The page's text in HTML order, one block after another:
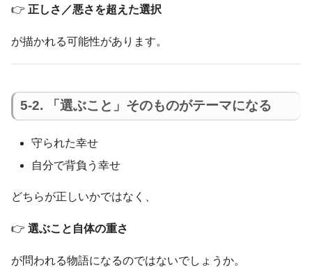
👉 正しさ／悪さを超えた選択
が描かれる可能性があります。
5-2. 「選ぶこと」そのものがテーマになる
守られた幸せ
自分で背負う幸せ
どちらが正しいかではなく、
👉 選ぶこと自体の重さ
が問われる物語になるのではないでしょうか。